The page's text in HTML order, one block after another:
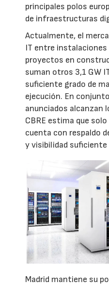
principales polos
de infraestructuras
Actualmente, el
IT entre
proyectos en
suman otros 3,1 GW
suficiente grado de
ejecución. En
anunciados alcanzan
CBRE estima que
cuenta con respaldo
y visibilidad
Madrid mantiene su